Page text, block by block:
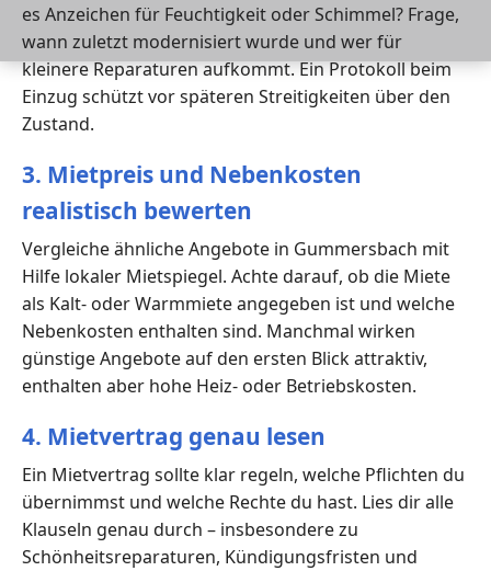
es Anzeichen für Feuchtigkeit oder Schimmel? Frage,
wann zuletzt modernisiert wurde und wer für
kleinere Reparaturen aufkommt. Ein Protokoll beim
Einzug schützt vor späteren Streitigkeiten über den
Zustand.
3. Mietpreis und Nebenkosten
realistisch bewerten
Vergleiche ähnliche Angebote in Gummersbach mit
Hilfe lokaler Mietspiegel. Achte darauf, ob die Miete
als Kalt- oder Warmmiete angegeben ist und welche
Nebenkosten enthalten sind. Manchmal wirken
günstige Angebote auf den ersten Blick attraktiv,
enthalten aber hohe Heiz- oder Betriebskosten.
4. Mietvertrag genau lesen
Ein Mietvertrag sollte klar regeln, welche Pflichten du
übernimmst und welche Rechte du hast. Lies dir alle
Klauseln genau durch – insbesondere zu
Schönheitsreparaturen, Kündigungsfristen und